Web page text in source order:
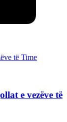
e vezëve të